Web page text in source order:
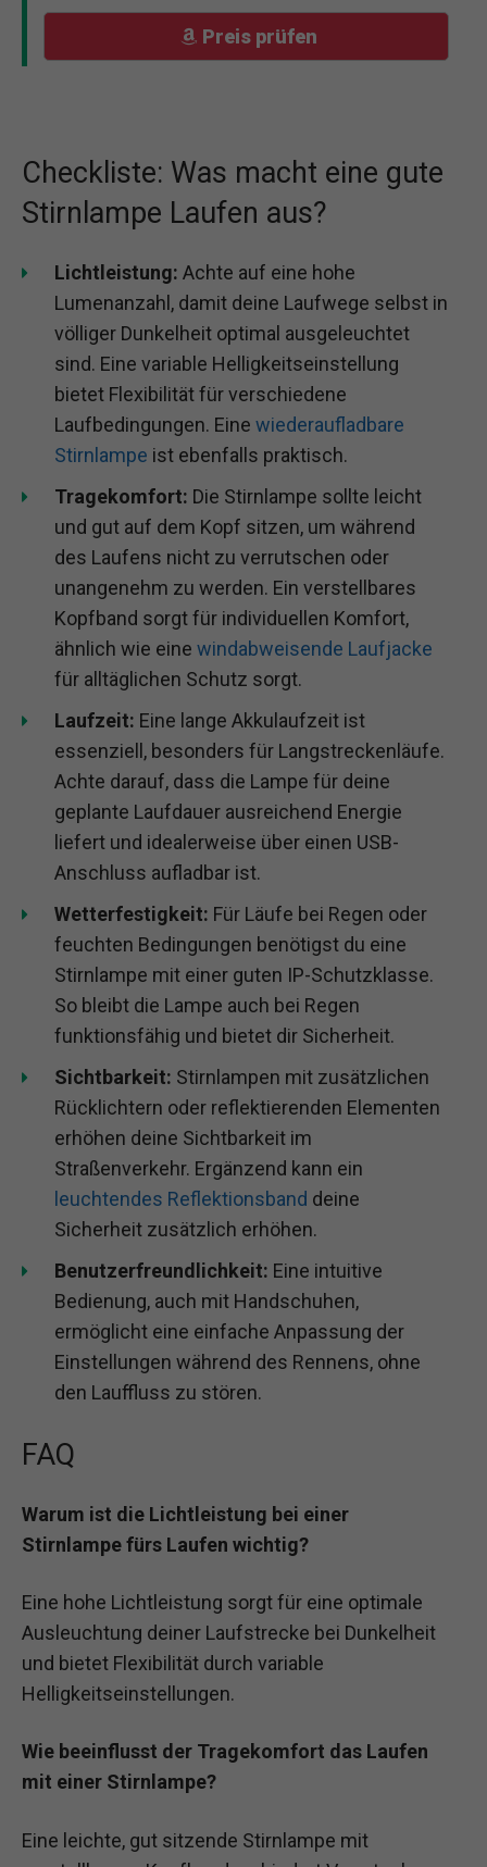
Preis prüfen
Checkliste: Was macht eine gute
Stirnlampe Laufen aus?
Lichtleistung: Achte auf eine hohe
Lumenanzahl, damit deine Laufwege selbst in
völliger Dunkelheit optimal ausgeleuchtet
sind. Eine variable Helligkeitseinstellung
bietet Flexibilität für verschiedene
Laufbedingungen. Eine wiederaufladbare
Stirnlampe ist ebenfalls praktisch.
Tragekomfort: Die Stirnlampe sollte leicht
und gut auf dem Kopf sitzen, um während
des Laufens nicht zu verrutschen oder
unangenehm zu werden. Ein verstellbares
Kopfband sorgt für individuellen Komfort,
ähnlich wie eine windabweisende Laufjacke
für alltäglichen Schutz sorgt.
Laufzeit: Eine lange Akkulaufzeit ist
essenziell, besonders für Langstreckenläufe.
Achte darauf, dass die Lampe für deine
geplante Laufdauer ausreichend Energie
liefert und idealerweise über einen USB-
Anschluss aufladbar ist.
Wetterfestigkeit: Für Läufe bei Regen oder
feuchten Bedingungen benötigst du eine
Stirnlampe mit einer guten IP-Schutzklasse.
So bleibt die Lampe auch bei Regen
funktionsfähig und bietet dir Sicherheit.
Sichtbarkeit: Stirnlampen mit zusätzlichen
Rücklichtern oder reflektierenden Elementen
erhöhen deine Sichtbarkeit im
Straßenverkehr. Ergänzend kann ein
leuchtendes Reflektionsband deine
Sicherheit zusätzlich erhöhen.
Benutzerfreundlichkeit: Eine intuitive
Bedienung, auch mit Handschuhen,
ermöglicht eine einfache Anpassung der
Einstellungen während des Rennens, ohne
den Lauffluss zu stören.
FAQ
Warum ist die Lichtleistung bei einer
Stirnlampe fürs Laufen wichtig?
Eine hohe Lichtleistung sorgt für eine optimale
Ausleuchtung deiner Laufstrecke bei Dunkelheit
und bietet Flexibilität durch variable
Helligkeitseinstellungen.
Wie beeinflusst der Tragekomfort das Laufen
mit einer Stirnlampe?
Eine leichte, gut sitzende Stirnlampe mit